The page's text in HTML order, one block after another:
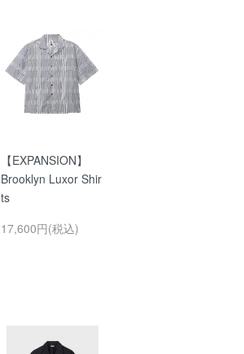
【EXPANSION】
Brooklyn Luxor Shir
ts
17,600円(税込)